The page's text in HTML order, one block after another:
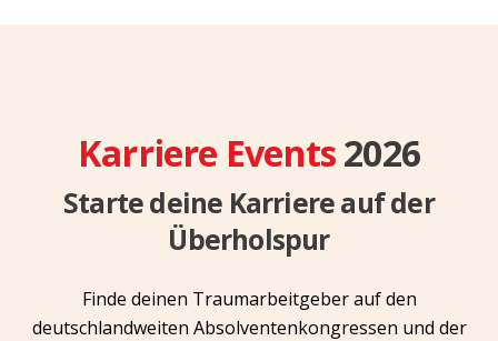
Karriere Events2026
Starte deine Karriere auf der
Überholspur
Finde deinen Traumarbeitgeber auf den
deutschlandweiten Absolventenkongressen und der